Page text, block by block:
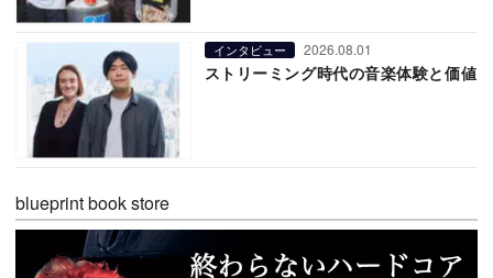
インタビュー 2026.08.01
ストリーミング時代の音楽体験と価値
blueprint book store